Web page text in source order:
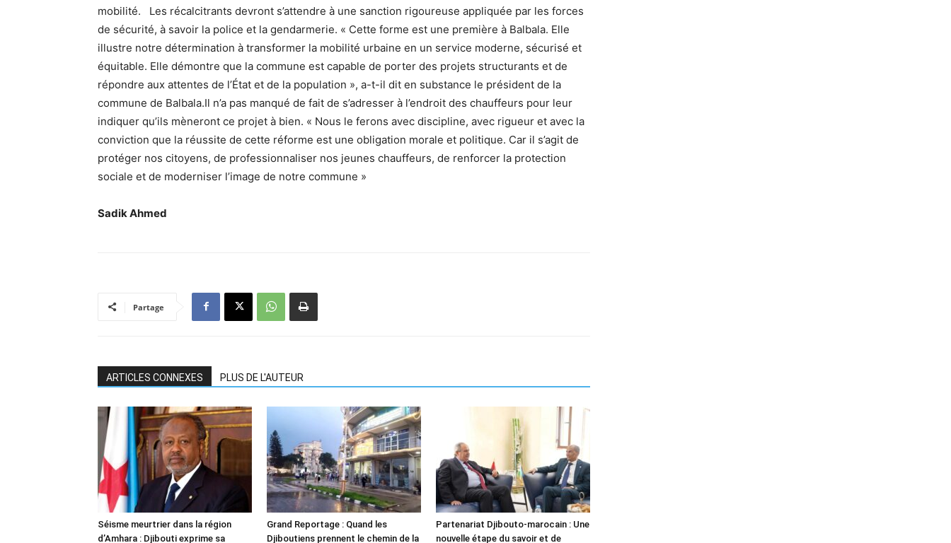
mobilité. Les récalcitrants devront s’attendre à une sanction rigoureuse appliquée par les forces
de sécurité, à savoir la police et la gendarmerie. « Cette forme est une première à Balbala. Elle
illustre notre détermination à transformer la mobilité urbaine en un service moderne, sécurisé et
équitable. Elle démontre que la commune est capable de porter des projets structurants et de
répondre aux attentes de l’État et de la population », a-t-il dit en substance le président de la
commune de Balbala.Il n’a pas manqué de fait de s’adresser à l’endroit des chauffeurs pour leur
indiquer qu’ils mèneront ce projet à bien. « Nous le ferons avec discipline, avec rigueur et avec la
conviction que la réussite de cette réforme est une obligation morale et politique. Car il s’agit de
protéger nos citoyens, de professionnaliser nos jeunes chauffeurs, de renforcer la protection
sociale et de moderniser l’image de notre commune »
Sadik Ahmed
Partage
ARTICLES CONNEXES PLUS DE L'AUTEUR
Séisme meurtrier dans la région
d’Amhara : Djibouti exprime sa
Grand Reportage : Quand les
Djiboutiens prennent le chemin de la
Partenariat Djibouto-marocain : Une
nouvelle étape du savoir et de